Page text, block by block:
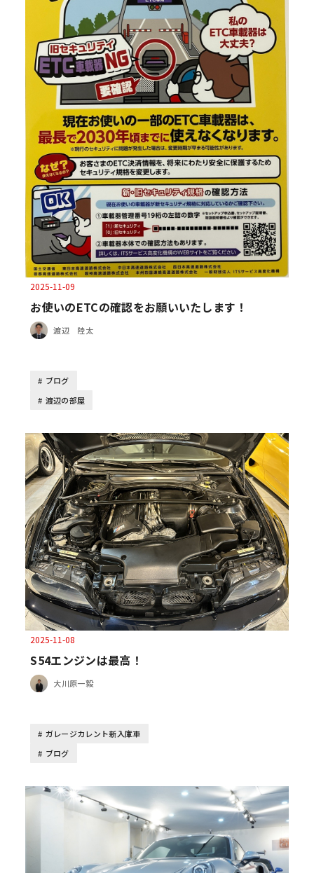
2025-11-09
お使いのETCの確認をお願いいたします！
渡辺 陸太
ブログ
渡辺の部屋
2025-11-08
S54エンジンは最高！
大川原一毅
ガレージカレント新入庫車
ブログ